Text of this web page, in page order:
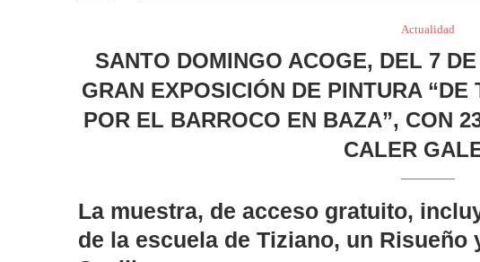
Actualidad
SANTO DOMINGO ACOGE, DEL 7
GRAN EXPOSICIÓN DE PINTURA
POR EL BARROCO EN BAZA”, CON
CALER
La muestra, de acceso gratuito,
de la escuela de Tiziano, un Risueño